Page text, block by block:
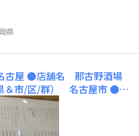
県
古屋 ●店舗名 那古野酒場
＆市/区/群） 名古屋市 ●飲
●おすすめポイント
が飲めます。おばんざ
角でゆっくりと楽しめま